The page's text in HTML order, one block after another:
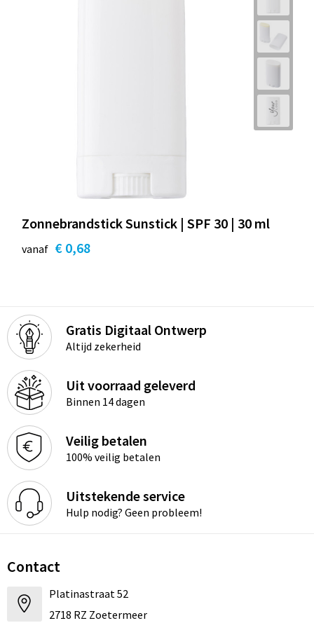
Zonnebrandstick Sunstick | SPF 30 | 30 ml
vanaf € 0,68
Gratis Digitaal Ontwerp
Altijd zekerheid
Uit voorraad geleverd
Binnen 14 dagen
Veilig betalen
100% veilig betalen
Uitstekende service
Hulp nodig? Geen probleem!
Contact
Platinastraat 52
2718 RZ Zoetermeer